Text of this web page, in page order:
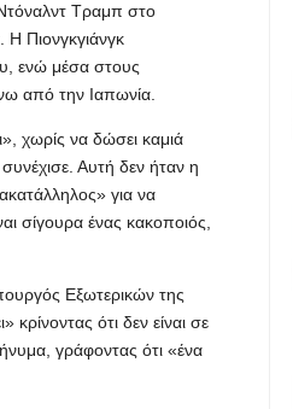
Τραμπ στο
Η Πιονγκγιάνγκ
ενώ μέσα στους
από την Ιαπωνία.
χωρίς να δώσει καμιά
Αυτή δεν ήταν η
για να
σίγουρα ένας κακοποιός,
Εξωτερικών της
ότι δεν είναι σε
γράφοντας ότι «ένα